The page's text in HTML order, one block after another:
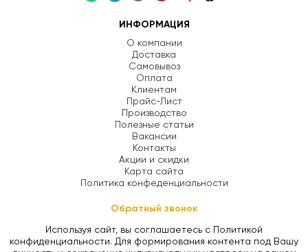
ИНФОРМАЦИЯ
О компании
Доставка
Самовывоз
Оплата
Клиентам
Прайс-Лист
Производство
Полезные статьи
Вакансии
Контакты
Акции и скидки
Карта сайта
Политика конфеденциальности
Обратный звонок
Используя сайт, вы соглашаетесь с Политикой
конфиденциальности. Для формирования контента под Вашу